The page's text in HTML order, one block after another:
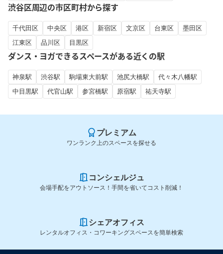
渋谷区周辺の市区町村から探す
千代田区 中央区 港区 新宿区 文京区 台東区
墨田区
江東区
品川区 目黒区
ダンス・ヨガできるスペースがある近くの駅
神泉駅 渋谷駅 駒場東大前駅 池尻大橋駅
代々木八幡駅
中目黒駅
代官山駅 参宮橋駅 原宿駅 祐天寺駅
プレミアム
ワンランク上のスペースを探せる
コンシェルジュ
会場手配をアウトソース！手間を省いてコスト削減！
シェアオフィス
レンタルオフィス・コワーキングスペースを簡単検索